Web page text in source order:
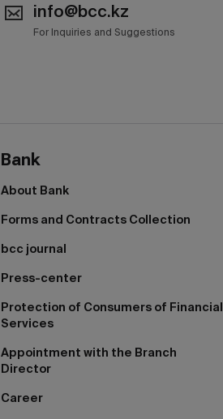
info@bcc.kz
For Inquiries and Suggestions
Bank
About Bank
Forms and Contracts Collection
bcc journal
Press-center
Protection of Consumers of Financial
Services
Appointment with the Branch
Director
Career